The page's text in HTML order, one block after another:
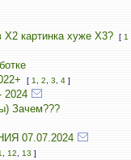
картинка хуже X3? [ 1
[ 1 2 3 4 ]
2024
Зачем???
07.07.2024
12 13 ]